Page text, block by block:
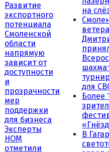
Развитие
экспортного
потенциала
Смоленской
области
напрямую
зависит от
доступности
и
прозрачности
мер
поддержки
для бизнеса
Эксперты
НОМ
отметили
на
для
Более
В